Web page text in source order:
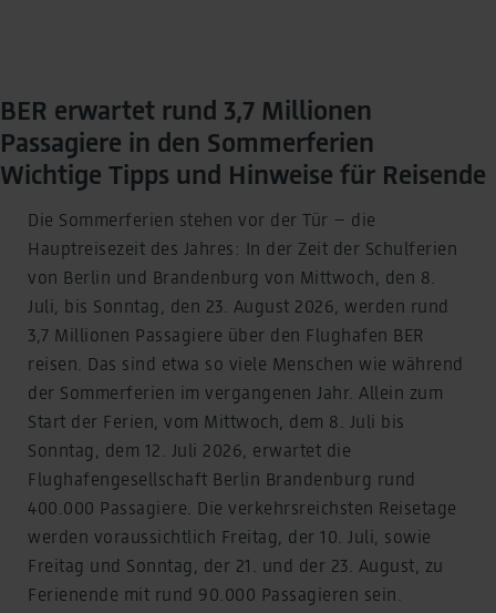
BER erwartet rund 3,7 Millionen
Passagiere in den Sommerferien
Wichtige Tipps und Hinweise für Reisende
Die Sommerferien stehen vor der Tür – die
Hauptreisezeit des Jahres: In der Zeit der Schulferien
von Berlin und Brandenburg von Mittwoch, den 8.
Juli, bis Sonntag, den 23. August 2026, werden rund
3,7 Millionen Passagiere über den Flughafen BER
reisen. Das sind etwa so viele Menschen wie während
der Sommerferien im vergangenen Jahr. Allein zum
Start der Ferien, vom Mittwoch, dem 8. Juli bis
Sonntag, dem 12. Juli 2026, erwartet die
Flughafengesellschaft Berlin Brandenburg rund
400.000 Passagiere. Die verkehrsreichsten Reisetage
werden voraussichtlich Freitag, der 10. Juli, sowie
Freitag und Sonntag, der 21. und der 23. August, zu
Ferienende mit rund 90.000 Passagieren sein.